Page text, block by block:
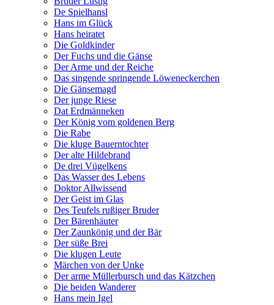
De Spielhansl
Hans im Glück
Hans heiratet
Die Goldkinder
Der Fuchs und die Gänse
Der Arme und der Reiche
Das singende springende Löweneckerchen
Die Gänsemagd
Der junge Riese
Dat Erdmänneken
Der König vom goldenen Berg
Die Rabe
Die kluge Bauerntochter
Der alte Hildebrand
De drei Vügelkens
Das Wasser des Lebens
Doktor Allwissend
Der Geist im Glas
Des Teufels rußiger Bruder
Der Bärenhäuter
Der Zaunkönig und der Bär
Der süße Brei
Die klugen Leute
Märchen von der Unke
Der arme Müllerbursch und das Kätzchen
Die beiden Wanderer
Hans mein Igel